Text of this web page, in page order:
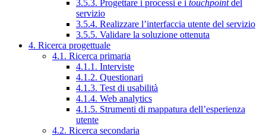
3.5.3. Progettare i processi e i touchpointdel
servizio
3.5.4. Realizzare l’interfaccia utente del servizio
3.5.5. Validare la soluzione ottenuta
4. Ricerca progettuale
4.1. Ricerca primaria
4.1.1. Interviste
4.1.2. Questionari
4.1.3. Test di usabilità
4.1.4. Web analytics
4.1.5. Strumenti di mappatura dell’esperienza
utente
4.2. Ricerca secondaria